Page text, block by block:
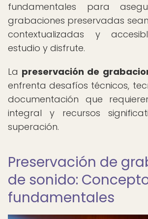
fundamentales para
grabaciones preservadas
contextualizadas y
estudio y disfrute.
La preservación de
enfrenta desafíos técnicos,
documentación que
integral y recursos
superación.
Preservación de
de sonido:
fundamentales